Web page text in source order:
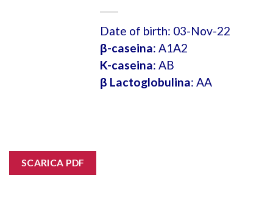
Date of birth: 03-Nov-22
β-caseina: A1A2
K-caseina: AB
β Lactoglobulina: AA
SCARICA PDF